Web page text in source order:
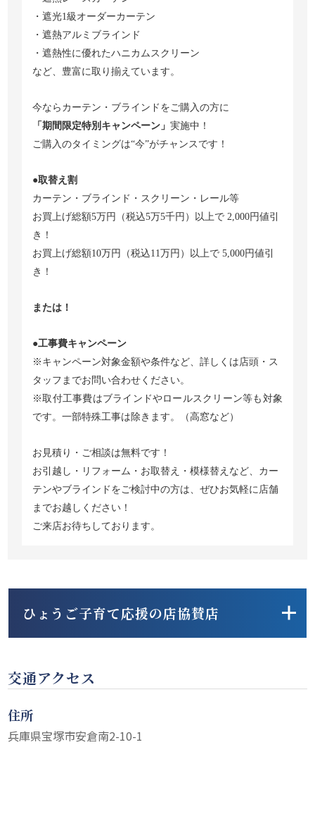
・遮光1級オーダーカーテン
・遮熱アルミブラインド
・遮熱性に優れたハニカムスクリーン
など、豊富に取り揃えています。
今ならカーテン・ブラインドをご購入の方に
「期間限定特別キャンペーン」実施中！
ご購入のタイミングは“今”がチャンスです！
●取替え割
カーテン・ブラインド・スクリーン・レール等
お買上げ総額5万円（税込5万5千円）以上で 2,000円値引
き！
お買上げ総額10万円（税込11万円）以上で 5,000円値引
き！
または！
●工事費キャンペーン
※キャンペーン対象金額や条件など、詳しくは店頭・ス
タッフまでお問い合わせください。
※取付工事費はブラインドやロールスクリーン等も対象
です。一部特殊工事は除きます。（高窓など）
お見積り・ご相談は無料です！
お引越し・リフォーム・お取替え・模様替えなど、カー
テンやブラインドをご検討中の方は、ぜひお気軽に店舗
までお越しください！
ご来店お待ちしております。
ひょうご子育て応援の店協賛店
交通アクセス
住所
兵庫県宝塚市安倉南2-10-1